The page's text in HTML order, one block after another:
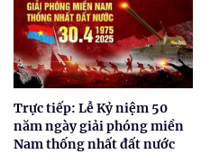
Trực tiếp: Lễ Kỷ niệm 50
năm ngày giải phóng miền
Nam thống nhất đất nước